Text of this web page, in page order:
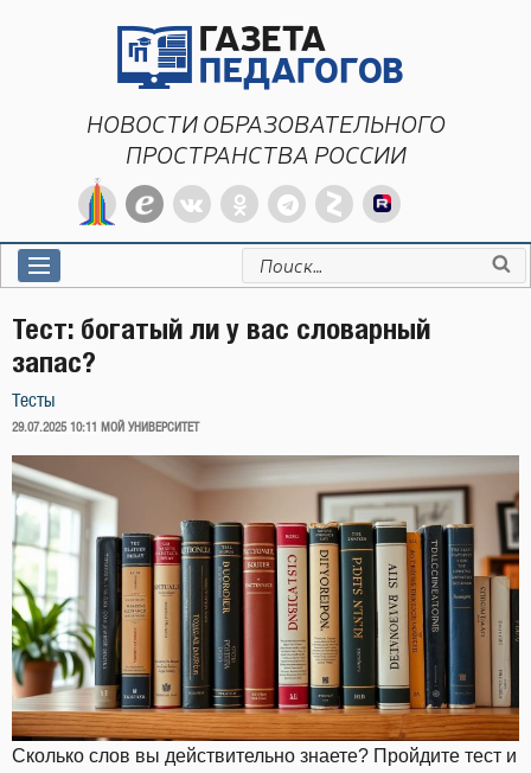
НОВОСТИ ОБРАЗОВАТЕЛЬНОГО
ПРОСТРАНСТВА РОССИИ
Искать:
Тест: богатый ли у вас словарный
запас?
Тесты
ОПУБЛИКОВАНО
29.07.2025 10:11 МОЙ УНИВЕРСИТЕТ
Сколько слов вы действительно знаете? Пройдите тест и